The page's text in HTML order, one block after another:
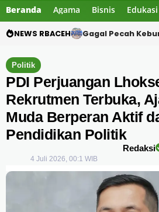
Beranda Agama Bisnis Edukasi
NEWS RBACEH SDN 3 Banda
Politik
PDI Perjuangan
Rekrutmen Terbuka,
Muda Berperan Aktif
Pendidikan Politik
Redaksi
4 Juli 2026, 00:1 WIB